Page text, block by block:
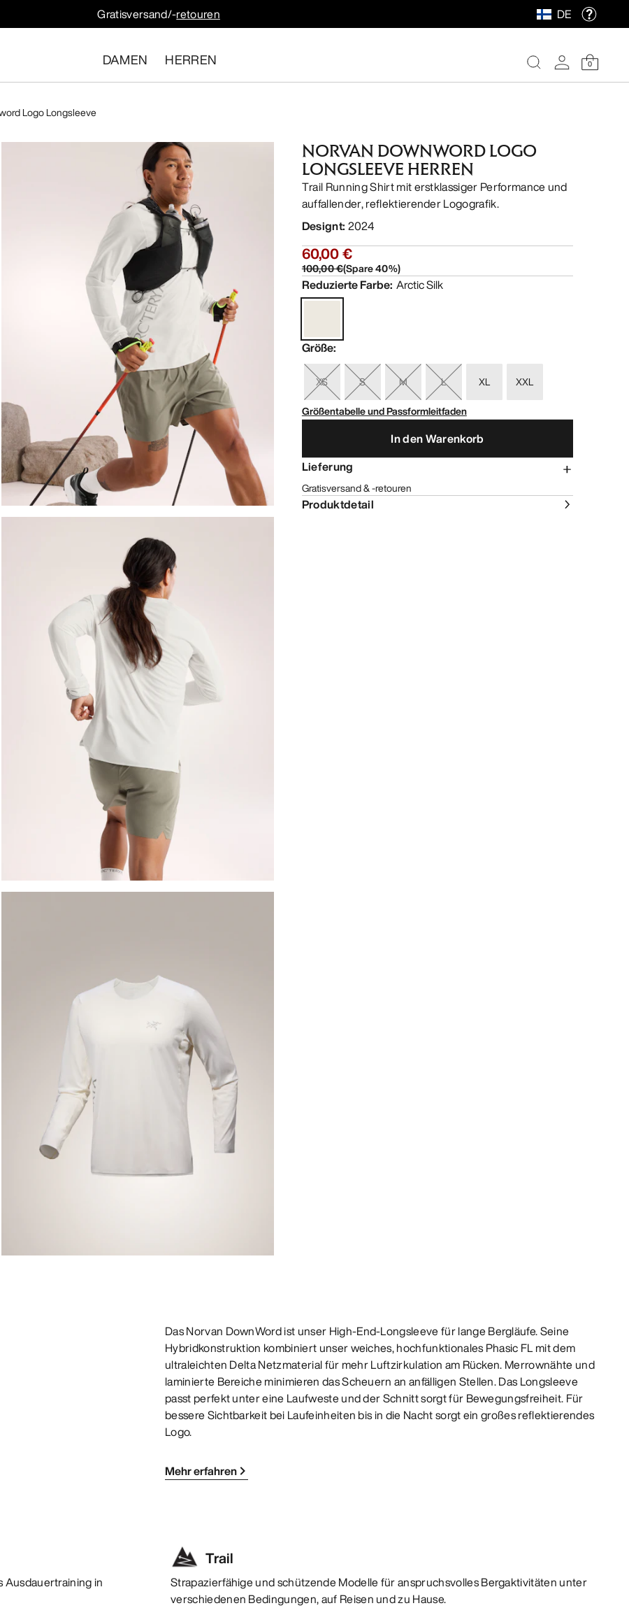
Gratisversand/-retouren DE
DAMEN HERREN 0
Logo Longsleeve
NORVAN DOWNWORD LOGO
LONGSLEEVE HERREN
Trail Running Shirt mit erstklassiger Performance und
auffallender, reflektierender Logografik.
Designt: 2024
60,00 €
100,00 €(Spare40%)
Reduzierte Farbe: Arctic Silk
Größe:
XS S M L XL
XXL
Größentabelle und Passformleitfaden
In den Warenkorb
Lieferung
Gratisversand & -retouren
Produktdetail
Das Norvan DownWord ist unser High-End-Longsleeve für lange Bergläufe. Seine
Hybridkonstruktion kombiniert unser weiches, hochfunktionales Phasic FL mit dem
ultraleichten Delta Netzmaterial für mehr Luftzirkulation am Rücken. Merrownähte und
laminierte Bereiche minimieren das Scheuern an anfälligen Stellen. Das Longsleeve
passt perfekt unter eine Laufweste und der Schnitt sorgt für Bewegungsfreiheit. Für
bessere Sichtbarkeit bei Laufeinheiten bis in die Nacht sorgt ein großes reflektierendes
Logo.
Mehr erfahren
in
Trail
Strapazierfähige und schützende Modelle für anspruchsvolles Bergaktivitäten unter
verschiedenen Bedingungen, auf Reisen und zu Hause.